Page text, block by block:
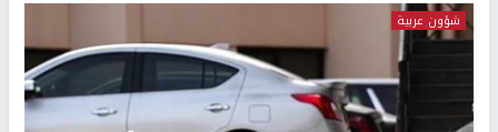
شؤون عربية